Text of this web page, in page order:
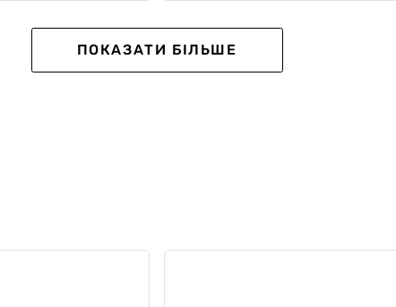
SALE -15%
ПОКАЗАТИ БІЛЬШЕ